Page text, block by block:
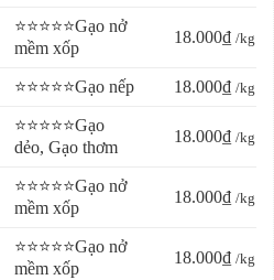
⭐⭐⭐⭐⭐Gạo nở
mềm xốp
18.000₫ /kg
⭐⭐⭐⭐⭐Gạo nếp 18.000₫ /kg
⭐⭐⭐⭐⭐Gạo
dẻo, Gạo thơm
18.000₫ /kg
⭐⭐⭐⭐⭐Gạo nở
mềm xốp
18.000₫ /kg
⭐⭐⭐⭐⭐Gạo nở
mềm xốp
18.000₫ /kg